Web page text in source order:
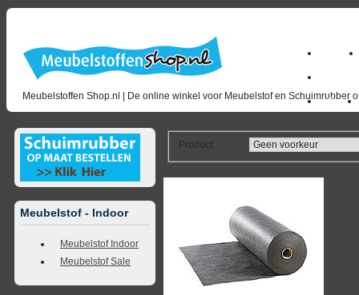
Meubelstoffen Shop.nl | De online winkel voor Meubelstof en Schuimrubber
Home
Outlet
Meubelstof - Indoor
Meubelstof Indoor
Meubelstof Sale
Product: